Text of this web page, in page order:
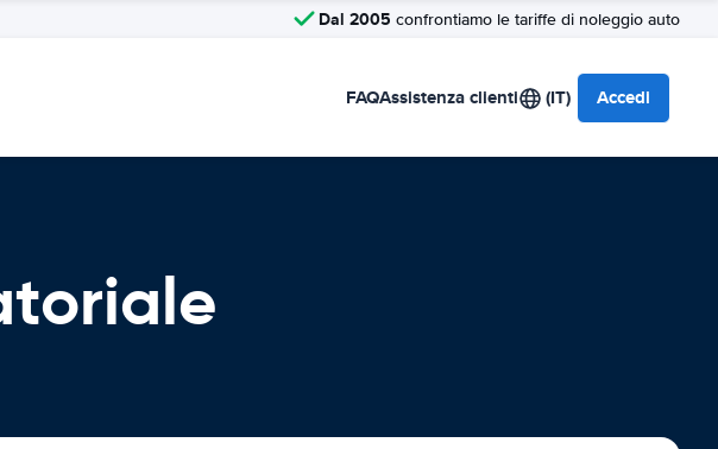
Dal 2005 confrontiamo le tariffe di noleggio auto
FAQAssistenza clienti (IT) Accedi